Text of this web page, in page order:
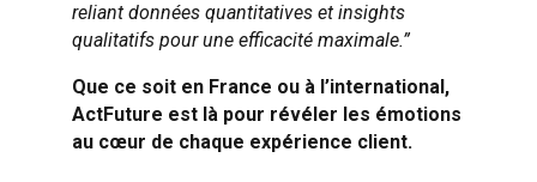
reliant données quantitatives et insights
qualitatifs pour une efficacité maximale.”
Que ce soit en France ou à l’international,
ActFuture est là pour révéler les émotions
au cœur de chaque expérience client.